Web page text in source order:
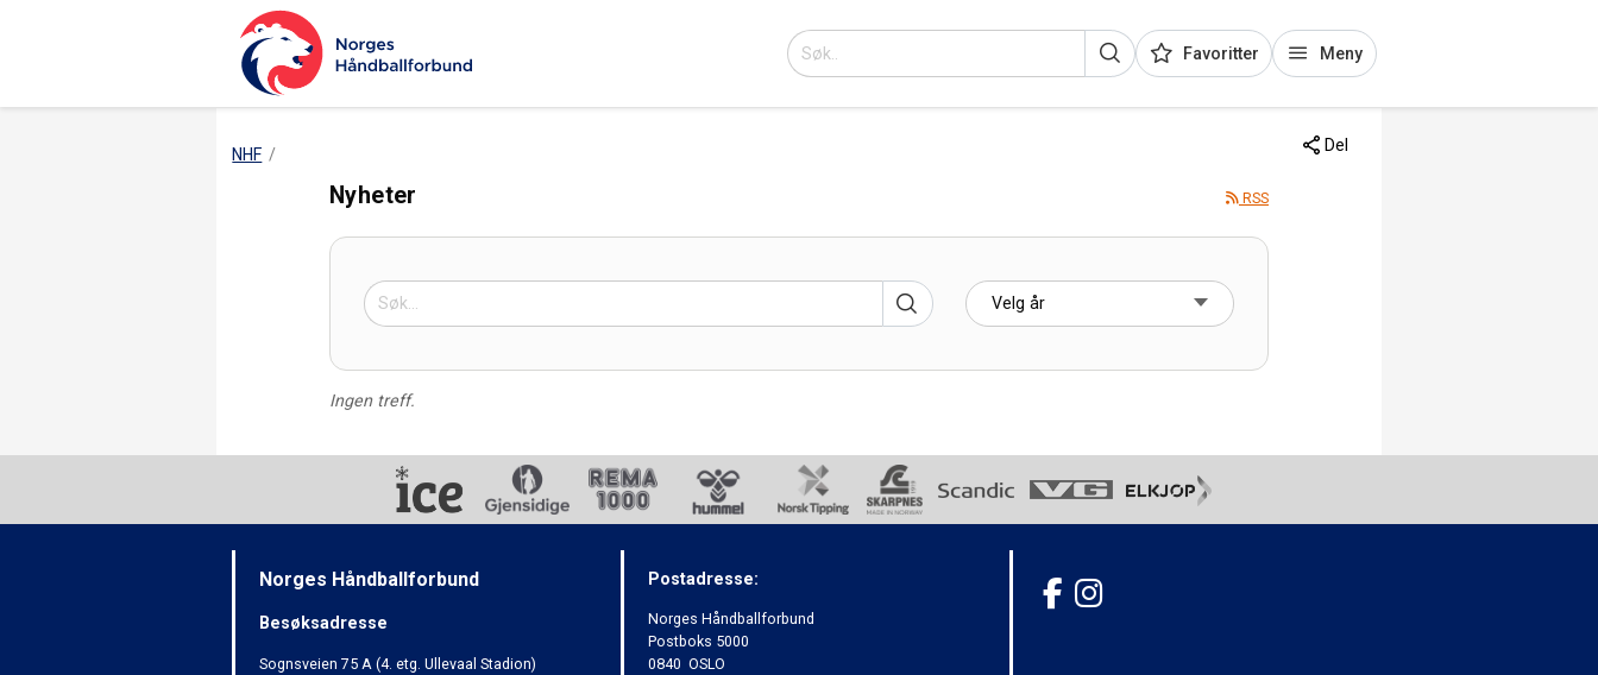
Favoritter Meny
NHF Del
Nyheter RSS
Ingen treff.
Norges Håndballforbund
Besøksadresse
Sognsveien 75 A (4. etg. Ullevaal Stadion)
Postadresse:
Norges Håndballforbund
Postboks 5000
0840 OSLO